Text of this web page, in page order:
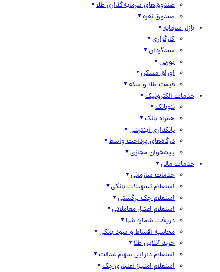
صندوق‌های سرمایه‌گذاری طلا
صندوق نقره
بازار سرمایه
کارگزاری
سبدگردان
بورس
اوراق مسکن
قیمت طلا و سکه
خدمات الکترونیک
نئوبانک
همراه بانک
بانکداری اینترنتی
درگاه‌های پرداخت واسط
پیشخوان مجازی
خدمات مالی
خدمات سازمانی
استعلام تسهیلات بانکی
استعلام چک برگشتی
استعلام اعتبار معاملاتی
دریافت شماره شبا
محاسبه اقساط و سود بانکی
خرید آنلاین طلا
استعلام دارایی سهام عدالت
استعلام امتیاز اعتباری چک